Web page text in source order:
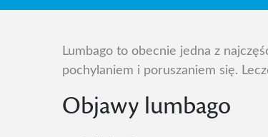
Lumbago to obecnie jedna z
pochylaniem i poruszaniem się.
Objawy lumbago